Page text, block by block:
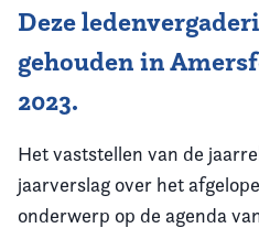
Deze
gehouden in
2023.
Het vaststellen van de
jaarverslag over het
onderwerp op de agenda